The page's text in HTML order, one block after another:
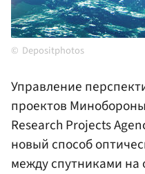
Depositphotos
Управление
проектов Минобороны
Research Projects
новый способ
между спутниками на